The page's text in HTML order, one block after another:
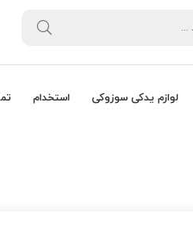
لوازم یدکی سوزوکی استخدام